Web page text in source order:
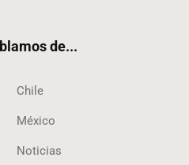
de...
Chile
México
Noticias